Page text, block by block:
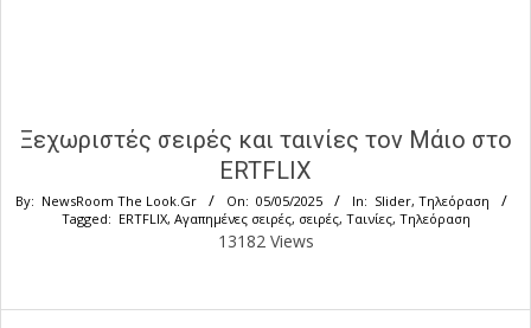
Ξεχωριστές σειρές και ταινίες τον Μάιο στο
ERTFLIX
By: NewsRoom The Look.Gr On: 05/05/2025 In: Slider, Τηλεόραση
Tagged: ERTFLIX, Αγαπημένες σειρές, σειρές, Ταινίες, Τηλεόραση
13182 Views